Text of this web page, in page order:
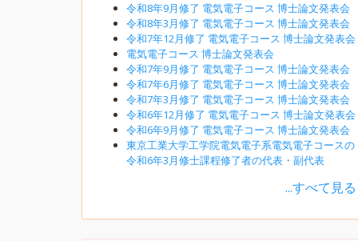
令和8年9月修了 電気電子コース 博士論文発表会
令和8年3月修了 電気電子コース 博士論文発表会
令和7年12月修了 電気電子コース 博士論文発表会
電気電子コース 博士論文発表会
令和7年9月修了 電気電子コース 博士論文発表会
令和7年6月修了 電気電子コース 博士論文発表会
令和7年3月修了 電気電子コース 博士論文発表会
令和6年12月修了 電気電子コース 博士論文発表会
令和6年9月修了 電気電子コース 博士論文発表会
東京工業大学工学院電気電子系電気電子コースの
令和6年3月修士課程修了者の代表・副代表
...すべて見る